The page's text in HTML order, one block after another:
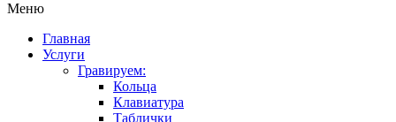
Меню
Главная
Услуги
Гравируем:
Кольца
Клавиатура
Таблички